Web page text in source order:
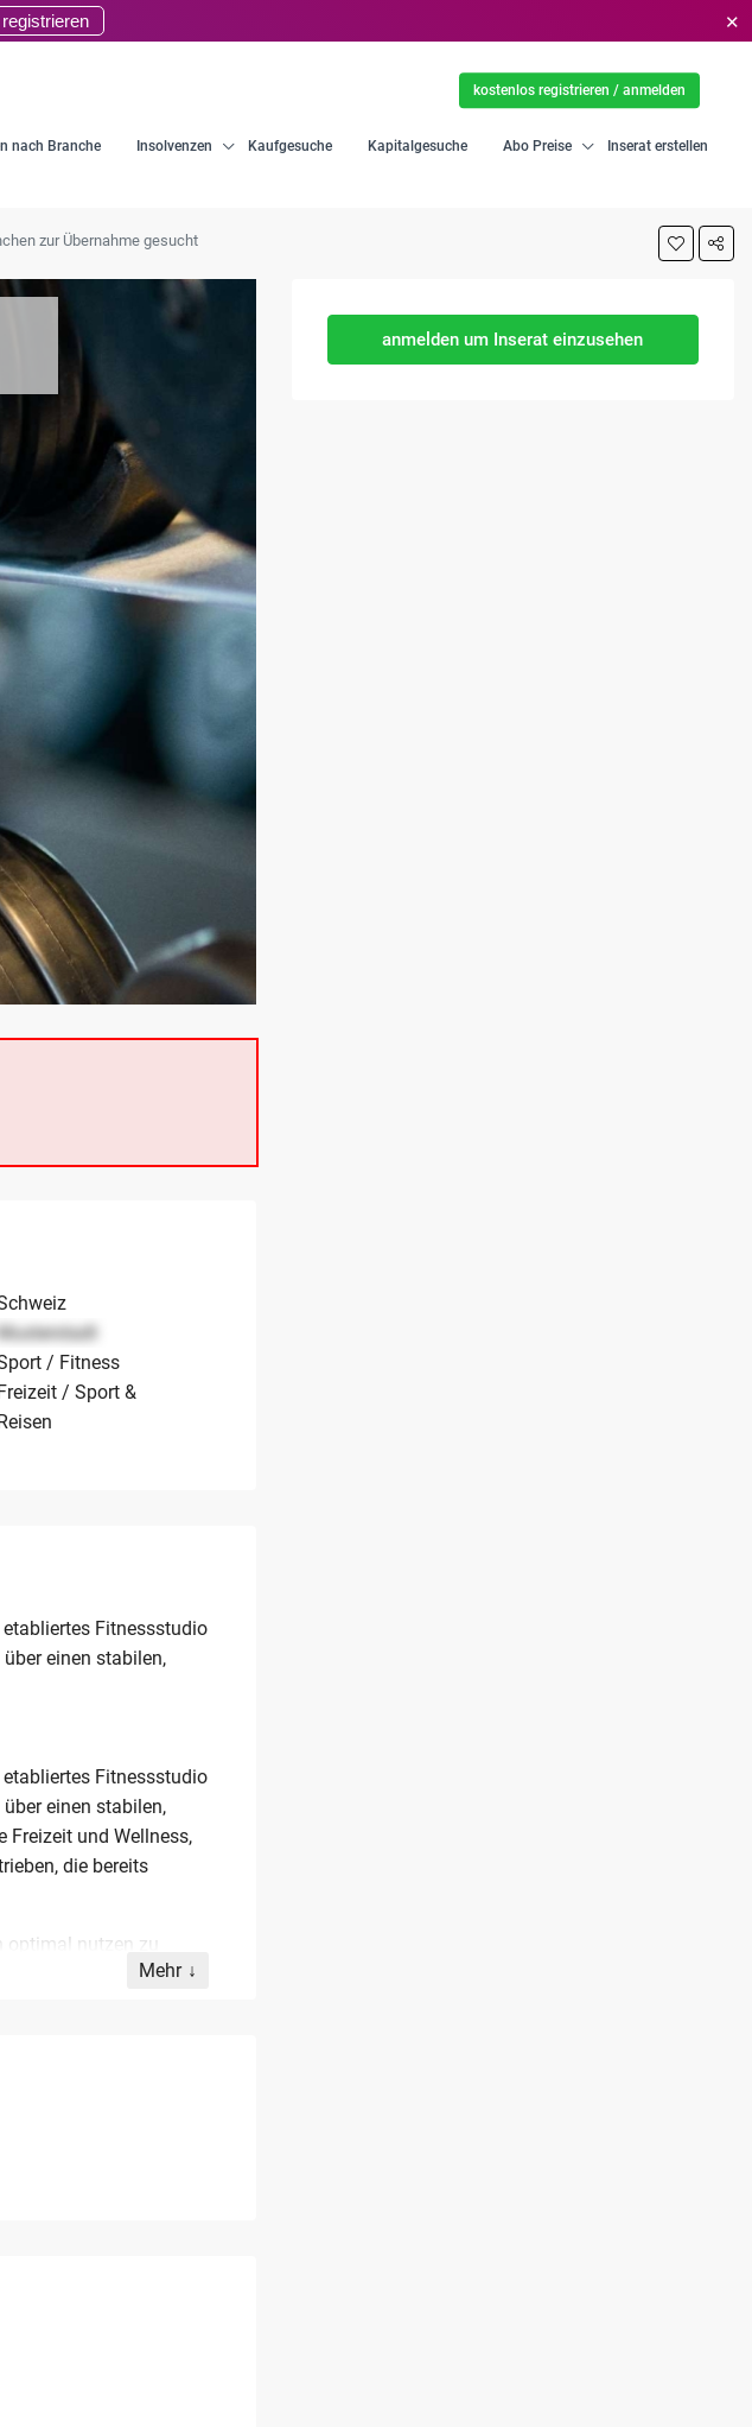
✕
nach Branche Insolvenzen Kaufgesuche Kapitalgesuche Abo Preise Inserat erstellen
kostenlos registrieren / anmelden
zur Übernahme gesucht
Musterstadt
/ Fitness
/ Sport &
Fitnessstudio
einen stabilen,
Fitnessstudio
einen stabilen,
Freizeit und Wellness,
die bereits
nutzen zu
und sichert eineMehr
anmelden um Inserat einzusehen